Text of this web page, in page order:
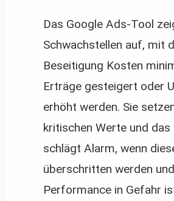
Das Google Ads-Tool
Schwachstellen auf, mit
Beseitigung Kosten
Erträge gesteigert oder
erhöht werden. Sie
kritischen Werte und das
schlägt Alarm, wenn
überschritten werden
Performance in Gefahr